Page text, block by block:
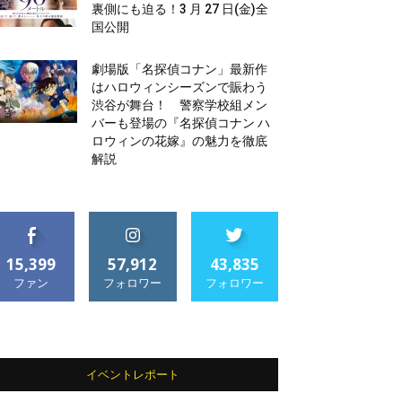
裏側にも迫る！3 月 27 日(金)全
国公開
劇場版「名探偵コナン」最新作
はハロウィンシーズンで賑わう
渋谷が舞台！ 警察学校組メン
バーも登場の『名探偵コナン ハ
ロウィンの花嫁』の魅力を徹底
解説
15,399
ファン
57,912
フォロワー
43,835
フォロワー
イベントレポート